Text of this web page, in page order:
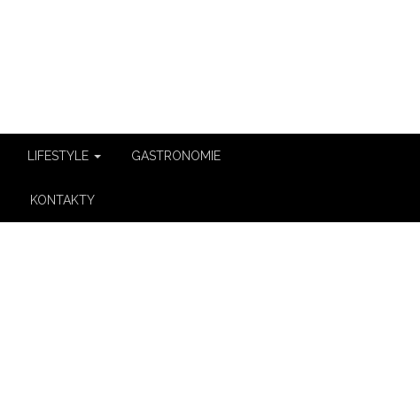
LIFESTYLE GASTRONOMIE
KONTAKTY